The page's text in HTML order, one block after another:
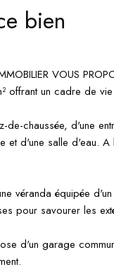
bien
VOUS
offrant un cadre de
de-chaussée, d'une
et d'une salle d'eau.
véranda équipée
pour savourer les
d'un garage